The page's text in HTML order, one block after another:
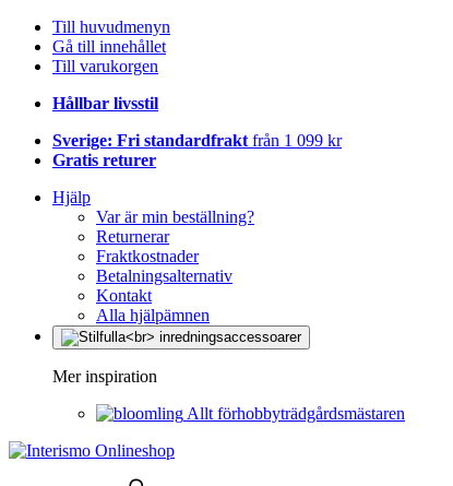
Till huvudmenyn
Gå till innehållet
Till varukorgen
Hållbar livsstil
Sverige: Fri standardfrakt från 1 099 kr
Gratis returer
Hjälp
Var är min beställning?
Returnerar
Fraktkostnader
Betalningsalternativ
Kontakt
Alla hjälpämnen
Mer inspiration
Allt förhobbyträdgårdsmästaren